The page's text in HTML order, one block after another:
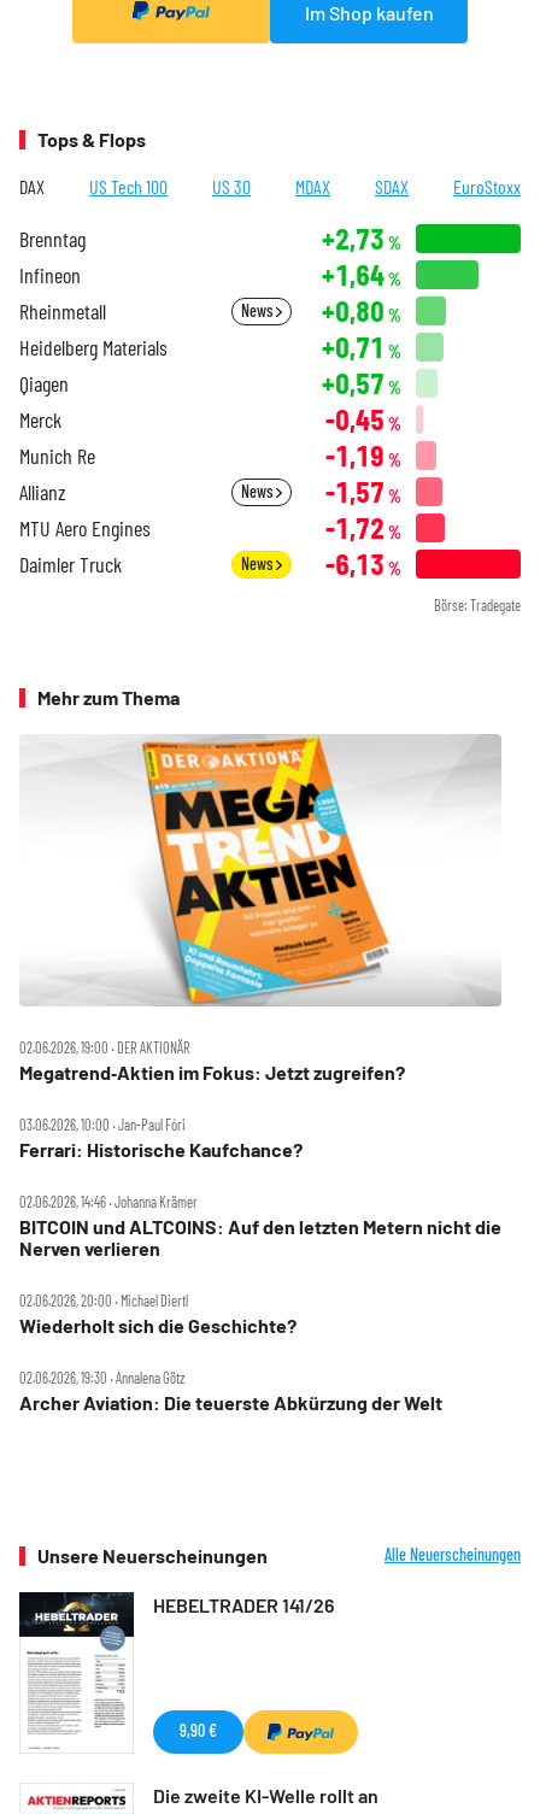
Im Shop kaufen
Tops & Flops
DAX US Tech 100 US 30 MDAX SDAX EuroStoxx
Brenntag +2,73 %
Infineon +1,64%
Rheinmetall News +0,80 %
Heidelberg Materials +0,71 %
Qiagen +0,57 %
Merck -0,45 %
Munich Re -1,19 %
Allianz News -1,57 %
MTU Aero Engines -1,72 %
Daimler Truck News -6,13 %
Börse: Tradegate
Mehr zum Thema
02.06.2026, 19:00 ‧ DER AKTIONÄR
Megatrend‑Aktien im Fokus: Jetzt zugreifen?
03.06.2026, 10:00 ‧ Jan-Paul Fóri
Ferrari: Historische Kaufchance?
02.06.2026, 14:46 ‧ Johanna Krämer
BITCOIN und ALTCOINS: Auf den letzten Metern nicht die
Nerven verlieren
02.06.2026, 20:00 ‧ Michael Diertl
Wiederholt sich die Geschichte?
02.06.2026, 19:30 ‧ Annalena Götz
Archer Aviation: Die teuerste Abkürzung der Welt
Unsere Neuerscheinungen Alle Neuerscheinungen
HEBELTRADER 141/26
9,90 €
Die zweite KI-Welle rollt an